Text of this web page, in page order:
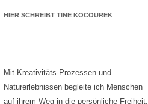
HIER SCHREIBT TINE KOCOUREK
Mit Kreativitäts-Prozessen und
Naturerlebnissen begleite ich Menschen
auf ihrem Weg in die persönliche Freiheit.